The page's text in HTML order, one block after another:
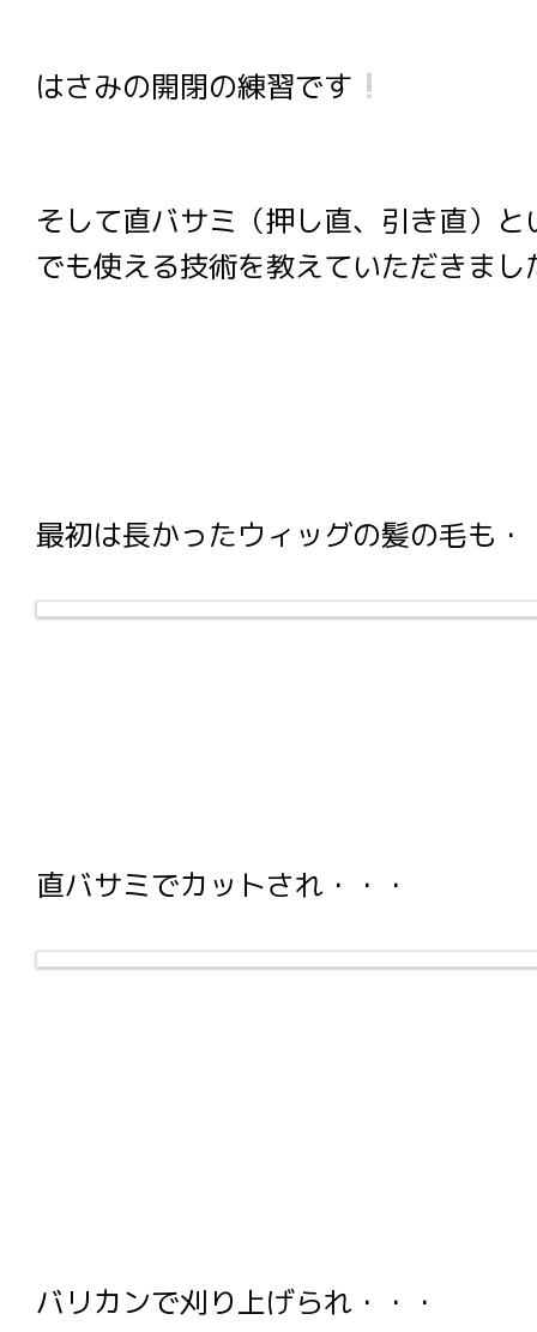
はさみの開閉の練習です
そして直バサミ（押し直、引き直）
でも使える技術を教えていただきまし
最初は長かったウィッグの髪の毛も・
直バサミでカットされ・・・
バリカンで刈り上げられ・・・